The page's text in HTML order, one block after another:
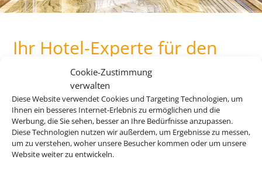
Cookie-Zustimmung
verwalten
Diese Website verwendet Cookies und Targeting Technologien, um
Ihnen ein besseres Internet-Erlebnis zu ermöglichen und die
Werbung, die Sie sehen, besser an Ihre Bedürfnisse anzupassen.
Diese Technologien nutzen wir außerdem, um Ergebnisse zu messen,
um zu verstehen, woher unsere Besucher kommen oder um unsere
Website weiter zu entwickeln.
Ihr Hotel-Experte für den
perfekten Urlaub mit
Eigenanreise
Bauen Sie sich Ihre Reise selbst zusammen und profitieren
Sie dabei von maximaler Flexibilität. Die besten
Hotelangebote für Ihren Urlaub finden Sie dabei bei uns.